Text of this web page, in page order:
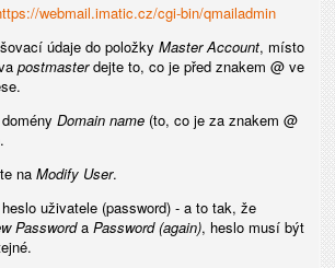
webmail.imatic.cz/cgi-bin/qmailadmin
údaje do položky Master Account, místo
postmasterdejte to, co je před znakem @ ve
Domain name (to, co je za znakem @
na Modify User.
uživatele (password) - a to tak, že
Passworda Password (again), heslo musí být